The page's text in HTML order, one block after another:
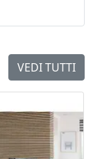
VEDI TUTTI